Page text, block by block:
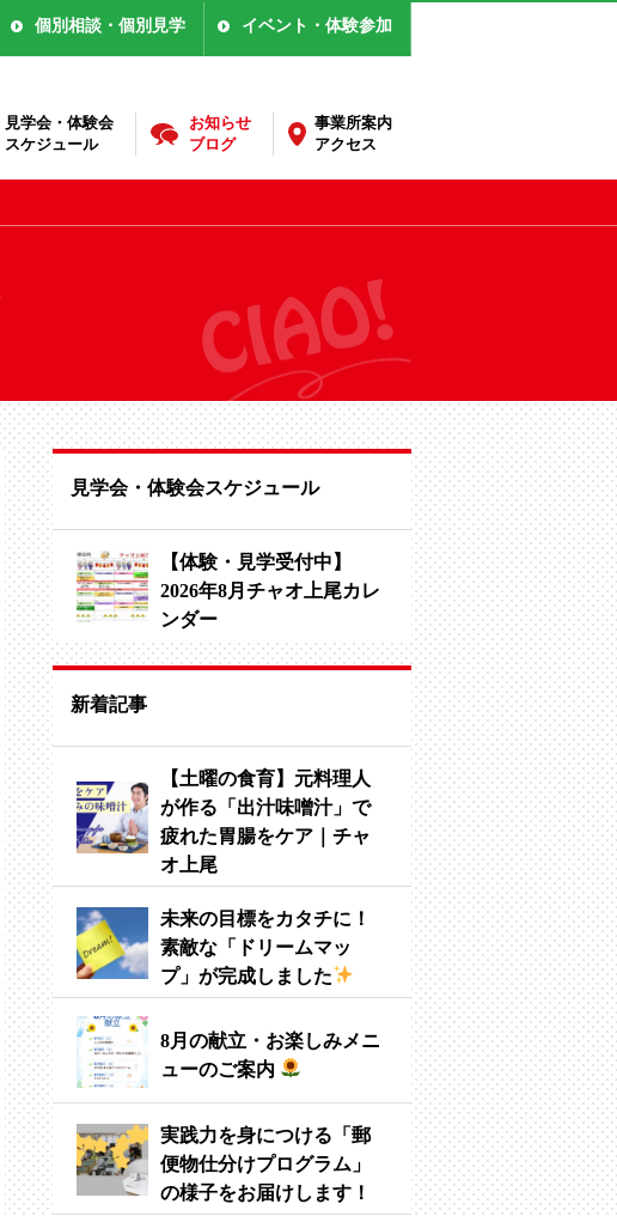
個別相談・個別見学 イベント・体験参加
見学会・体験会
スケジュール
お知らせ
ブログ
事業所案内
アクセス
見学会・体験会スケジュール
【体験・見学受付中】
2026年8月チャオ上尾カレ
ンダー
新着記事
【土曜の食育】元料理人
が作る「出汁味噌汁」で
疲れた胃腸をケア｜チャ
オ上尾
未来の目標をカタチに！
素敵な「ドリームマッ
プ」が完成しました
8月の献立・お楽しみメニ
ューのご案内
実践力を身につける「郵
便物仕分けプログラム」
の様子をお届けします！